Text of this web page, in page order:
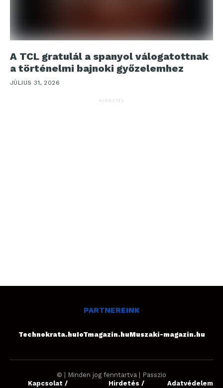
A TCL gratulál a spanyol válogatottnak
a történelmi bajnoki győzelemhez
JÚLIUS 31, 2026
HIRDETÉS
PARTNEREINK
Technokrata.huIoTmagazin.huMuszaki-magazin.hu
© | Minden jog fenntartva | Passzio
Kapcsolat /
Hirdetés /
Adatvédelem